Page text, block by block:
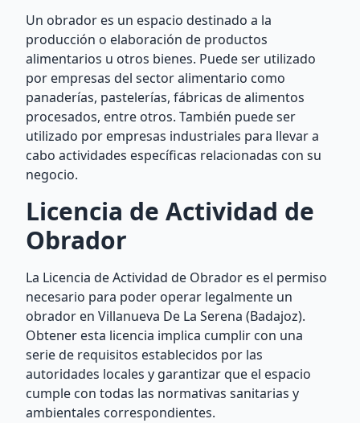
Un obrador es un espacio destinado a la
producción o elaboración de productos
alimentarios u otros bienes. Puede ser utilizado
por empresas del sector alimentario como
panaderías, pastelerías, fábricas de alimentos
procesados, entre otros. También puede ser
utilizado por empresas industriales para llevar a
cabo actividades específicas relacionadas con su
negocio.
Licencia de Actividad de
Obrador
La Licencia de Actividad de Obrador es el permiso
necesario para poder operar legalmente un
obrador en Villanueva De La Serena (Badajoz).
Obtener esta licencia implica cumplir con una
serie de requisitos establecidos por las
autoridades locales y garantizar que el espacio
cumple con todas las normativas sanitarias y
ambientales correspondientes.